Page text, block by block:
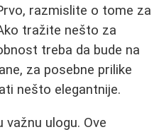
razmislite o tome za
tražite nešto za
treba da bude na
za posebne prilike
nešto elegantnije.
važnu ulogu. Ove